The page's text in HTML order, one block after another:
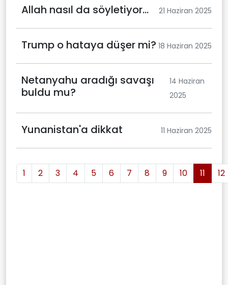
Allah nasıl da söyletiyor… 21 Haziran 2025
Trump o hataya düşer mi? 18 Haziran 2025
Netanyahu aradığı savaşı
buldu mu?
14 Haziran
2025
Yunanistan'a dikkat 11 Haziran 2025
1 2 3 4 5 6 7 8 9 10 11 12